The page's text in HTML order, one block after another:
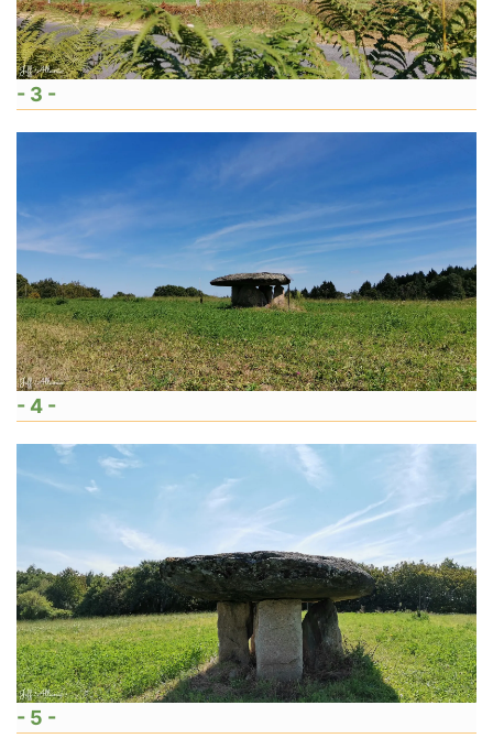
- 3 -
- 4 -
- 5 -